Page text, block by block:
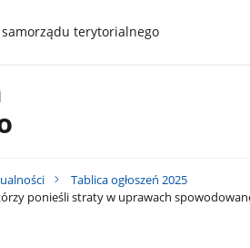
terytorialnego
Tablica ogłoszeń 2025
ponieśli straty w uprawach